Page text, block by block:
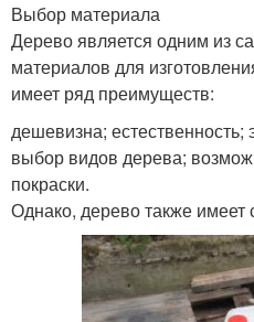
Выбор материала
Дерево является одним из
материалов для
имеет ряд преимуществ:
дешевизна; естественность;
выбор видов дерева;
покраски.
Однако, дерево также имеет